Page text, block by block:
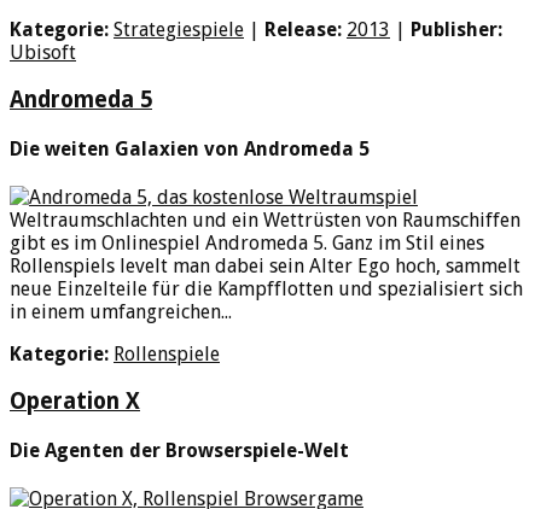
Kategorie: Strategiespiele | Release: 2013 | Publisher:
Ubisoft
Andromeda 5
Die weiten Galaxien von Andromeda 5
Weltraumschlachten und ein Wettrüsten von Raumschiffen
gibt es im Onlinespiel Andromeda 5. Ganz im Stil eines
Rollenspiels levelt man dabei sein Alter Ego hoch, sammelt
neue Einzelteile für die Kampfflotten und spezialisiert sich
in einem umfangreichen...
Kategorie: Rollenspiele
Operation X
Die Agenten der Browserspiele-Welt